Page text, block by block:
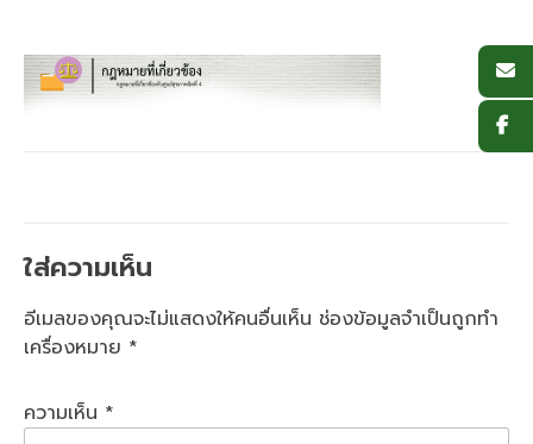
ใส่ความเห็น
อีเมลของคุณจะไม่แสดงให้คนอื่นเห็น ช่องข้อมูลจำเป็นถูกทำ
เครื่องหมาย *
ความเห็น *